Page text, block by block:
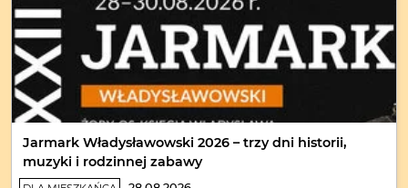
Jarmark Władysławowski 2026 – trzy dni historii,
muzyki i rodzinnej zabawy